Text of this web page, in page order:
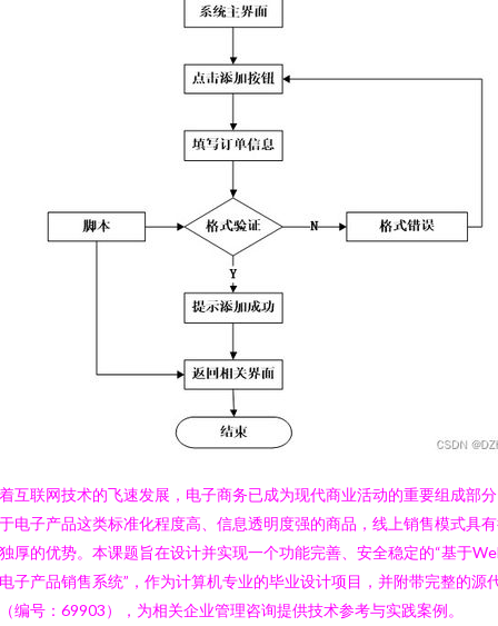
互联网技术的飞速发展，电子商务已成为现代商业活动的重要组成部
电子产品这类标准化程度高、信息透明度强的商品，线上销售模式具
厚的优势。本课题旨在设计并实现一个功能完善、安全稳定的“基于
子产品销售系统”，作为计算机专业的毕业设计项目，并附带完整的源
编号：69903），为相关企业管理咨询提供技术参考与实践案例。